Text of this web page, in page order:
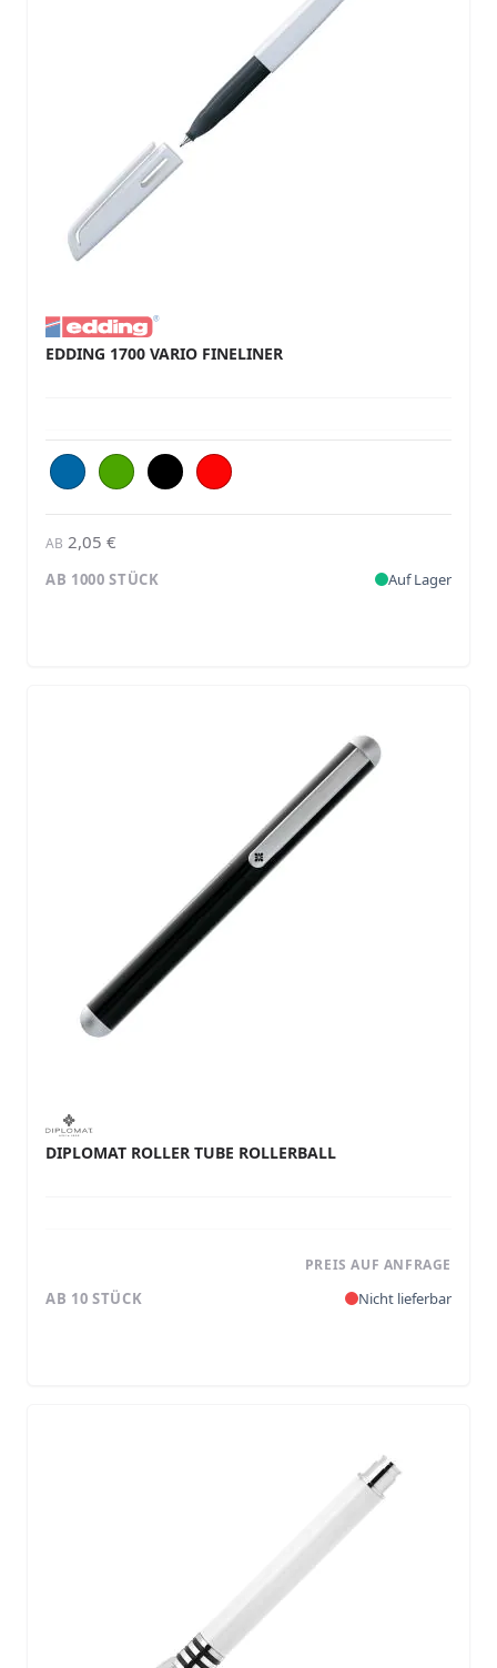
EDDING 1700 VARIO FINELINER
AB 2,05 €
AB 1000 STÜCK Auf Lager
DIPLOMAT ROLLER TUBE ROLLERBALL
PREIS AUF ANFRAGE
AB 10 STÜCK Nicht lieferbar